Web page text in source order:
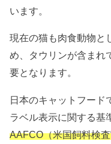
います。
現在の猫も肉食動物と
め、 タウリンが含まれ
要となります。
日本のキャットフード
ラベル表示に関する基
AAFCO（米国飼料検